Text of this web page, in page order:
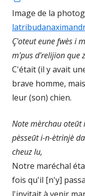
in
a
new
window
Image de la
Ç'oteut eune fwès i
m'pus d'relijion que
C'était (il y avait
brave homme,
leur (son) chien.
Note mèrchau oteūt
pèsseūt i-n-ètrinjè
cheuz lu,
Notre maréchal
fois qu'il [n'y]